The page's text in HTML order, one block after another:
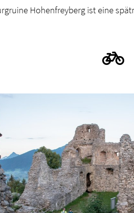
Hohenfreyberg ist eine